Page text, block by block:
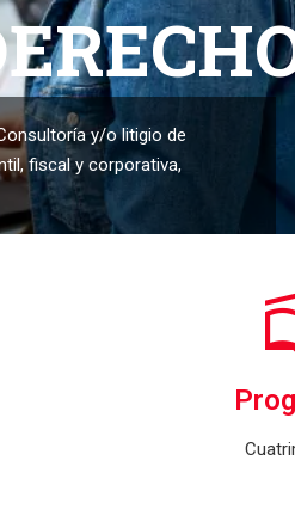
y/o litigio de
fiscal y corporativa,